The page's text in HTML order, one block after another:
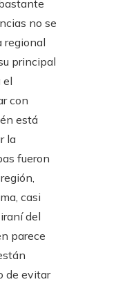
no se
regional
principal
el
con
está
la
fueron
casi
del
parece
de evitar